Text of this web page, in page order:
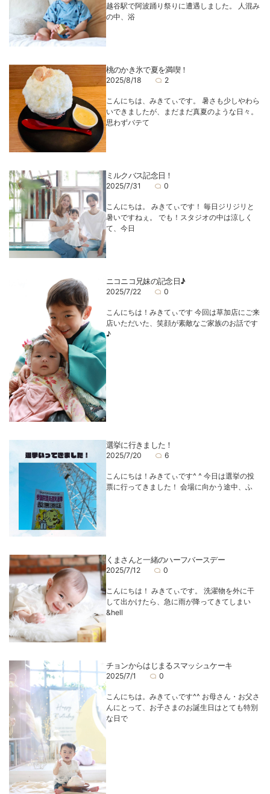
越谷駅で阿波踊り祭りに遭遇しました。 人混み
の中、浴
桃のかき氷で夏を満喫！
2025/8/18 2
こんにちは、みきてぃです。 暑さも少しやわら
いできましたが、まだまだ真夏のような日々。
思わずバテて
ミルクバス記念日！
2025/7/31 0
こんにちは。 みきてぃです！ 毎日ジリジリと
暑いですねぇ。 でも！スタジオの中は涼しく
て、今日
ニコニコ兄妹の記念日♪
2025/7/22 0
こんにちは！みきてぃです 今回は草加店にご来
店いただいた、笑顔が素敵なご家族のお話です
♪
選挙に行きました！
2025/7/20 6
こんにちは！みきてぃです^ ^ 今日は選挙の投
票に行ってきました！ 会場に向かう途中、ふ
くまさんと一緒のハーフバースデー
2025/7/12 0
こんにちは！ みきてぃです。 洗濯物を外に干
して出かけたら、急に雨が降ってきてしまい
&hell
チョンからはじまるスマッシュケーキ
2025/7/1 0
こんにちは。みきてぃです^^ お母さん・お父さ
んにとって、お子さまのお誕生日はとても特別
な日で